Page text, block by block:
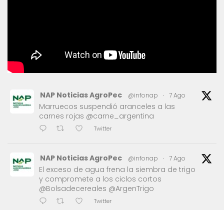
NAP Noticias AgroPec @infonap · 7 Ago
Marruecos suspendió aranceles a las
carnes rojas @carne_argentina
Twitter
NAP Noticias AgroPec @infonap · 7 Ago
El exceso de agua frena la siembra de trigo
y compromete a los ciclos cortos
@Bolsadecereales @ArgenTrigo
Twitter